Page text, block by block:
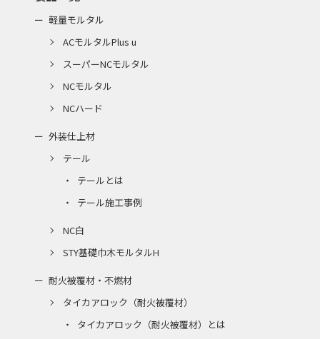
軽量モルタル
ACモルタルPlus u
スーパーNCモルタル
NCモルタル
NCハード
外装仕上材
テール
テールとは
テール施工事例
NC白
STY基礎巾木モルタルH
耐火被覆材・不燃材
タイカアロック（耐火被覆材）
タイカアロック（耐火被覆材）とは